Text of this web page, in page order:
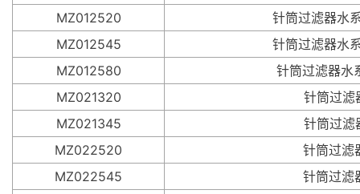
MZ012520
针筒过滤器水
MZ012545
针筒过滤器水
MZ012580
针筒过滤器
MZ021320
针筒过
MZ021345
针筒过
MZ022520
针筒过
MZ022545
针筒过